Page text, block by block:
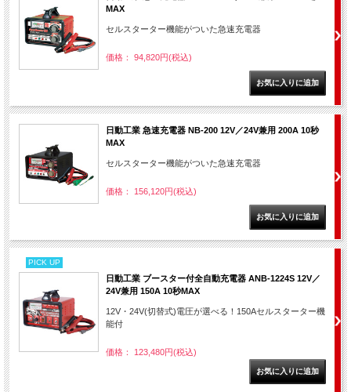
MAX
セルスターター機能がついた急速充電器
価格： 94,820円(税込)
日動工業 急速充電器 NB-200 12V／24V兼用 200A 10秒
MAX
セルスターター機能がついた急速充電器
価格： 156,120円(税込)
PICK UP
日動工業 ブースター付全自動充電器 ANB-1224S 12V／
24V兼用 150A 10秒MAX
12V・24V(切替式)電圧が選べる！150Aセルスターター機
能付
価格： 123,480円(税込)